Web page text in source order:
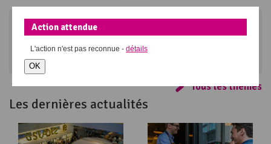
Tous les thèmes
Les dernières actualités
Action attendue
L'action n'est pas reconnue - détails
OK